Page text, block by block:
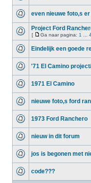
even nieuwe foto,s
Project Ford
[ Ga naar pagina: 1
Eindelijk een goede
'71 El Camino
1971 El Camino
nieuwe foto,s ford
1973 Ford Ranchero
nieuw in dit forum
jos is begonen met
code???